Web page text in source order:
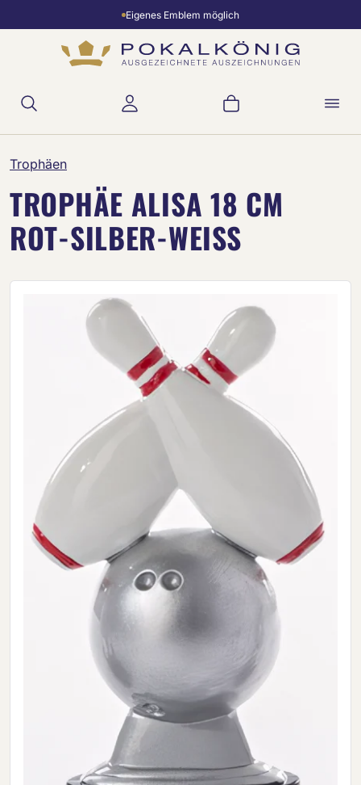
Zum Hauptinhalt springenEigenes Emblem möglich
Warenkorb
Trophäen
TROPHÄE ALISA 18 CM
ROT-SILBER-WEISS